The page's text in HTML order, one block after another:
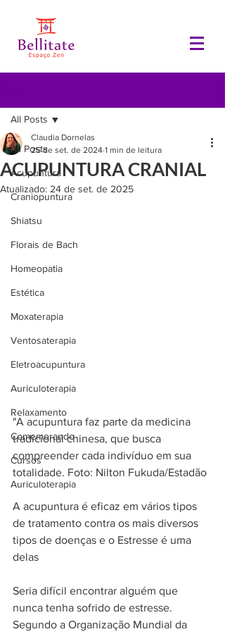
All Posts
Acupuntura
Craniopuntura
Shiatsu
Florais de Bach
Homeopatia
Estética
Moxaterapia
Ventosaterapia
Eletroacupuntura
Auriculoterapia
Relaxamento
Comemorando
Cursos
Auriculoterapia
All Posts
ACUPUNTURA CRANIAL
Claudia Dornelas
25 de set. de 2024 1 min de leitura
Atualizado: 24 de set. de 2025
"A acupuntura faz parte da medicina
tradicional chinesa, que busca
compreender cada indivíduo em sua
totalidade. Foto: Nilton Fukuda/Estadão
A acupuntura é eficaz em vários tipos
de tratamento contra os mais diversos
tipos de doenças e o Estresse é uma
delas
Seria difícil encontrar alguém que
nunca tenha sofrido de estresse.
Segundo a Organização Mundial da